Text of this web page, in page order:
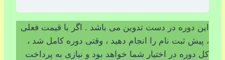
این دوره در دست تدوین می باشد . اگر با قیمت فعلی
، پیش ثبت نام را انجام دهید ، وقتی دوره کامل شد ،
کل دوره در اختیار شما خواهد بود و نیازی به پرداخت